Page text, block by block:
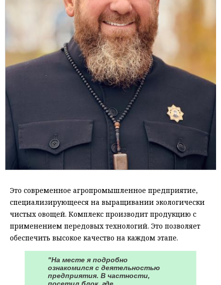
Это современное агропромышленное предприятие,
специализирующееся на выращивании экологически
чистых овощей. Комплекс производит продукцию с
применением передовых технологий. Это позволяет
обеспечить высокое качество на каждом этапе.
"На месте я подробно
ознакомился с деятельностью
предприятия. В частности,